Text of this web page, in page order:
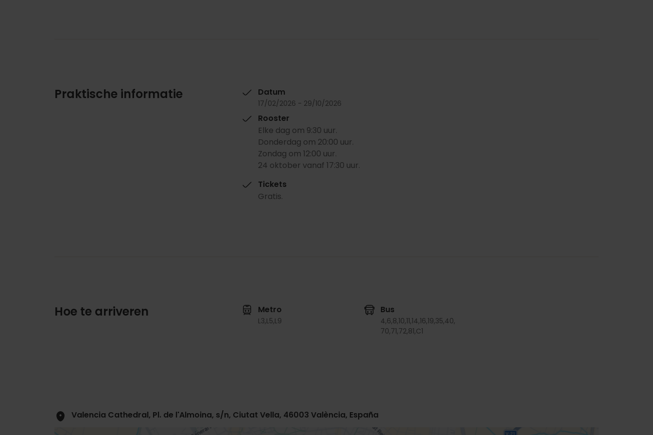
Praktische informatie Datum
17/02/2026 - 29/10/2026
Rooster
Elke dag om 9:30 uur.
Donderdag om 20:00 uur.
Zondag om 12:00 uur.
24 oktober vanaf 17:30 uur.
Tickets
Gratis.
Hoe te arriveren Metro
L3,L5,L9
Bus
4,6,8,10,11,14,16,19,35,40,
70,71,72,81,C1
Valencia Cathedral, Pl. de l'Almoina, s/n, Ciutat Vella, 46003 València, España